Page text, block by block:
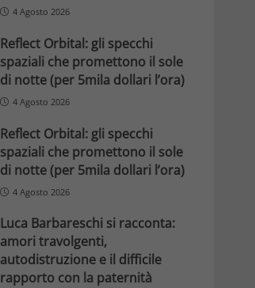
4 Agosto 2026
Reflect Orbital: gli specchi
spaziali che promettono il sole
di notte (per 5mila dollari l’ora)
4 Agosto 2026
Reflect Orbital: gli specchi
spaziali che promettono il sole
di notte (per 5mila dollari l’ora)
4 Agosto 2026
Luca Barbareschi si racconta:
amori travolgenti,
autodistruzione e il difficile
rapporto con la paternità